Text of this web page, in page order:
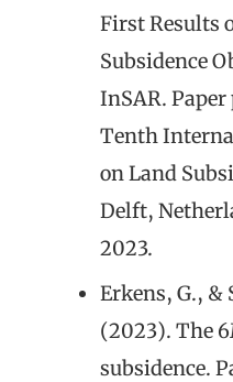
First Results
Subsidence
InSAR.
Tenth
on Land
Delft,
2023.
Erkens, G., &
(2023). The
subsidence.